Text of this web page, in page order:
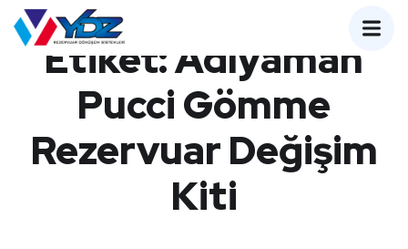
Etiket:Adıyaman
Pucci Gömme
Rezervuar Değişim
Kiti